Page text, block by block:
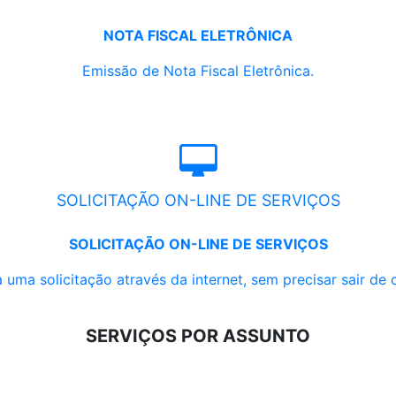
NOTA FISCAL ELETRÔNICA
Emissão de Nota Fiscal Eletrônica.
SOLICITAÇÃO ON-LINE DE SERVIÇOS
SOLICITAÇÃO ON-LINE DE SERVIÇOS
uma solicitação através da internet, sem precisar sair de
SERVIÇOS POR ASSUNTO